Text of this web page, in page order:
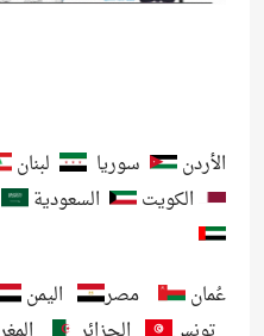
الأردن سوريا لبنان
الكويت
السعودية
عُمان مصر اليمن